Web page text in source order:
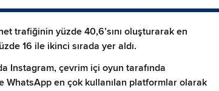
trafiğinin yüzde 40,6’sını oluşturarak en
16 ile ikinci sırada yer aldı.
Instagram, çevrim içi oyun tarafında
en çok kullanılan platformlar olarak